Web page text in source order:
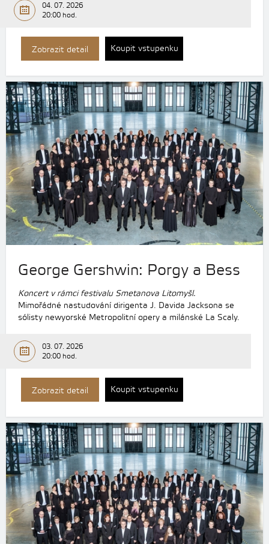
04. 07. 2026
20:00 hod.
Zobrazit detail Koupit vstupenku
George Gershwin: Porgy a Bess
Koncert v rámci festivalu Smetanova Litomyšl.
Mimořádné nastudování dirigenta J. Davida Jacksona se
sólisty newyorské Metropolitní opery a milánské La Scaly.
03. 07. 2026
20:00 hod.
Zobrazit detail Koupit vstupenku